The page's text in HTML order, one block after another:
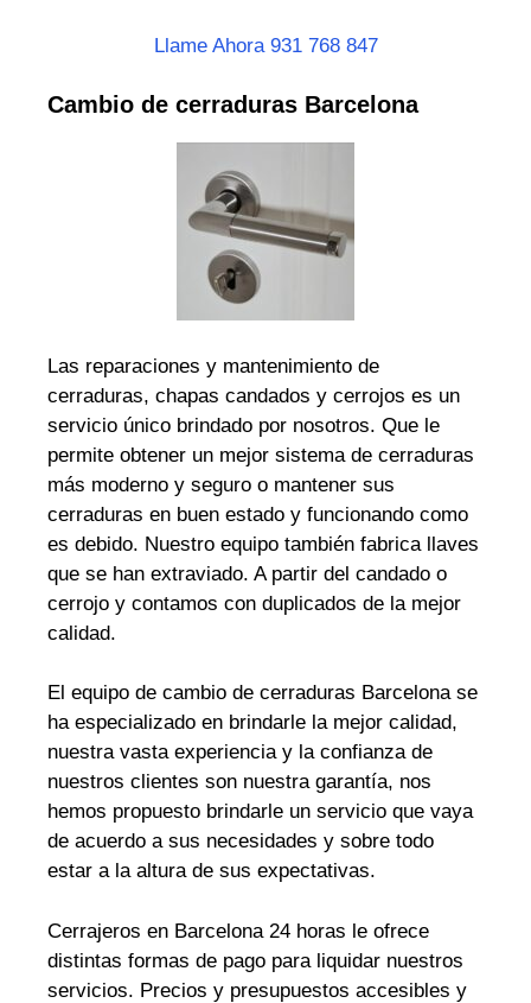
Llame Ahora 931 768 847
Cambio de cerraduras Barcelona
Las reparaciones y mantenimiento de
cerraduras, chapas candados y cerrojos es un
servicio único brindado por nosotros. Que le
permite obtener un mejor sistema de cerraduras
más moderno y seguro o mantener sus
cerraduras en buen estado y funcionando como
es debido. Nuestro equipo también fabrica llaves
que se han extraviado. A partir del candado o
cerrojo y contamos con duplicados de la mejor
calidad.
El equipo de cambio de cerraduras Barcelona se
ha especializado en brindarle la mejor calidad,
nuestra vasta experiencia y la confianza de
nuestros clientes son nuestra garantía, nos
hemos propuesto brindarle un servicio que vaya
de acuerdo a sus necesidades y sobre todo
estar a la altura de sus expectativas.
Cerrajeros en Barcelona 24 horas le ofrece
distintas formas de pago para liquidar nuestros
servicios. Precios y presupuestos accesibles y